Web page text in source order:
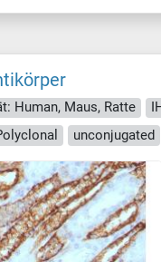
Human, Maus, Ratte
unconjugated